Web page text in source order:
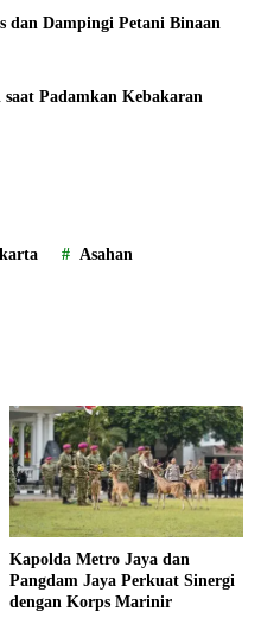
dan Dampingi Petani Binaan
Padamkan Kebakaran
Asahan
Kapolda Metro Jaya dan
Pangdam Jaya Perkuat Sinergi
dengan Korps Marinir